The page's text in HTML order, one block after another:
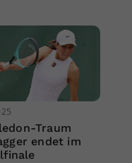
Traum
endet im